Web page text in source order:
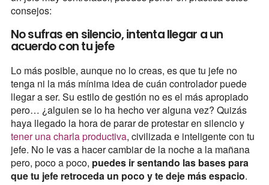
consejos:
No sufras en silencio, intenta llegar a un
acuerdo con tu jefe
Lo más posible, aunque no lo creas, es que tu jefe no
tenga ni la más mínima idea de cuán controlador puede
llegar a ser. Su estilo de gestión no es el más apropiado
pero… ¿alguien se lo ha hecho ver alguna vez? Quizás
haya llegado la hora de parar de protestar en silencio y
tener una charla productiva, civilizada e inteligente con tu
jefe. No le vas a hacer cambiar de la noche a la mañana
pero, poco a poco, puedes ir sentando las bases para
que tu jefe retroceda un poco y te deje más espacio.